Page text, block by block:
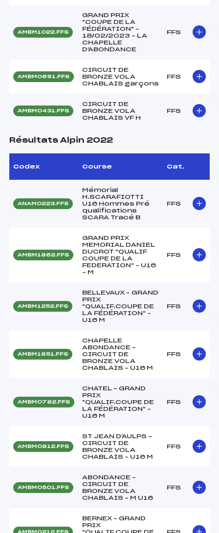
AMBM1022.FFS
GRAND PRIX
"COUPE DE LA
FÉDÉRATION" –
18/02/2023 – LA
CHAPELLE
D'ABONDANCE
FFS
AMBM0691.FFS
CIRCUIT DE
BRONZE VOLA
CHABLAIS garçons
FFS
AMBM0431.FFS
CIRCUIT DE
BRONZE VOLA
CHABLAIS VF H
FFS
Résultats Alpin 2022
Codex Course Cat.
ANAM0223.FFS
Mémorial
H.SCARAFIOTTI
U16 Hommes Pré
qualifications
SCARA Tracé B
FFS
AMBM1862.FFS
GRAND PRIX
MEMORIAL DANIEL
DUCROT "QUALIF
COUPE DE LA
FEDERATION" – U16
– M
FFS
AMBM1252.FFS
BELLEVAUX – GRAND
PRIX
"QUALIF.COUPE DE
LA FÉDÉRATION" –
U16 M
FFS
AMBM1851.FFS
CHAPELLE
ABONDANCE –
CIRCUIT DE
BRONZE VOLA
CHABLAIS – U16 M
FFS
AMBM0782.FFS
CHATEL – GRAND
PRIX
"QUALIF.COUPE DE
LA FÉDÉRATION" –
U16 M
FFS
AMBM0812.FFS
ST JEAN D'AULPS –
CIRCUIT DE
BRONZE VOLA
CHABLAIS – U16 M
FFS
AMBM0501.FFS
ABONDANCE –
CIRCUIT DE
BRONZE VOLA
CHABLAIS – M U16
FFS
AMBM0212.FFS
BERNEX – GRAND
PRIX
"QUALIF.COUPE DE
FFS